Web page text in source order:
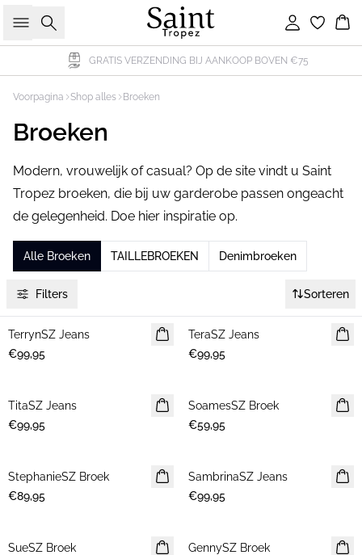
Zoeken Inloggen
GRATIS VERZENDING BIJ AANKOOP BOVEN €75
Voorpagina Shop alles Broeken
Broeken
Modern, vrouwelijk of casual? Op de site vindt u Saint
Tropez broeken, die bij uw garderobe passen ongeacht
de gelegenheid. Doe hier inspiratie op.
Alle Broeken TAILLEBROEKEN Denimbroeken
Filters Sorteren
NIEUWE
TerrynSZ Jeans
€99,95
NIEUWE
TeraSZ Jeans
€99,95
NIEUWE
TitaSZ Jeans
€99,95
NIEUWE
SoamesSZ Broek
€59,95
NIEUWE
StephanieSZ Broek
€89,95
NIEUWE
SambrinaSZ Jeans
€99,95
NIEUWE
SueSZ Broek
NIEUWE
GennySZ Broek